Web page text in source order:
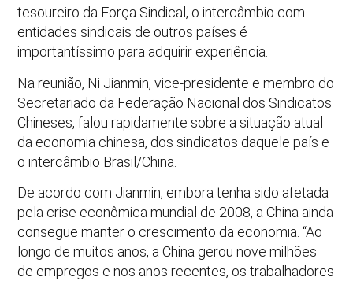
tesoureiro da Força Sindical, o intercâmbio com
entidades sindicais de outros países é
importantíssimo para adquirir experiência.
Na reunião, Ni Jianmin, vice-presidente e membro do
Secretariado da Federação Nacional dos Sindicatos
Chineses, falou rapidamente sobre a situação atual
da economia chinesa, dos sindicatos daquele país e
o intercâmbio Brasil/China.
De acordo com Jianmin, embora tenha sido afetada
pela crise econômica mundial de 2008, a China ainda
consegue manter o crescimento da economia. “Ao
longo de muitos anos, a China gerou nove milhões
de empregos e nos anos recentes, os trabalhadores